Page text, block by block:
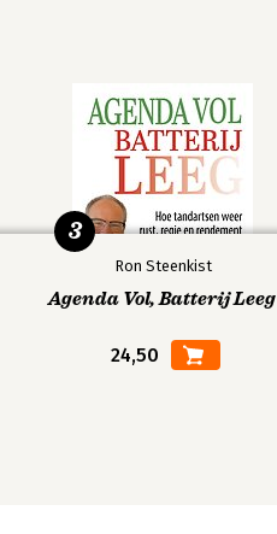
Ron Steenkist
Agenda Vol, Batterij Leeg
24,50
3